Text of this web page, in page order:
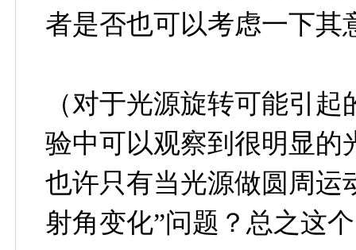
者是否也可以考虑一下其
（对于光源旋转可能引
验中可以观察到很明显的
也许只有当光源做圆周运
射角变化”问题？总之这